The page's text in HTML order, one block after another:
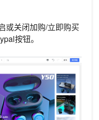
或关闭加购/立即购买
按钮。